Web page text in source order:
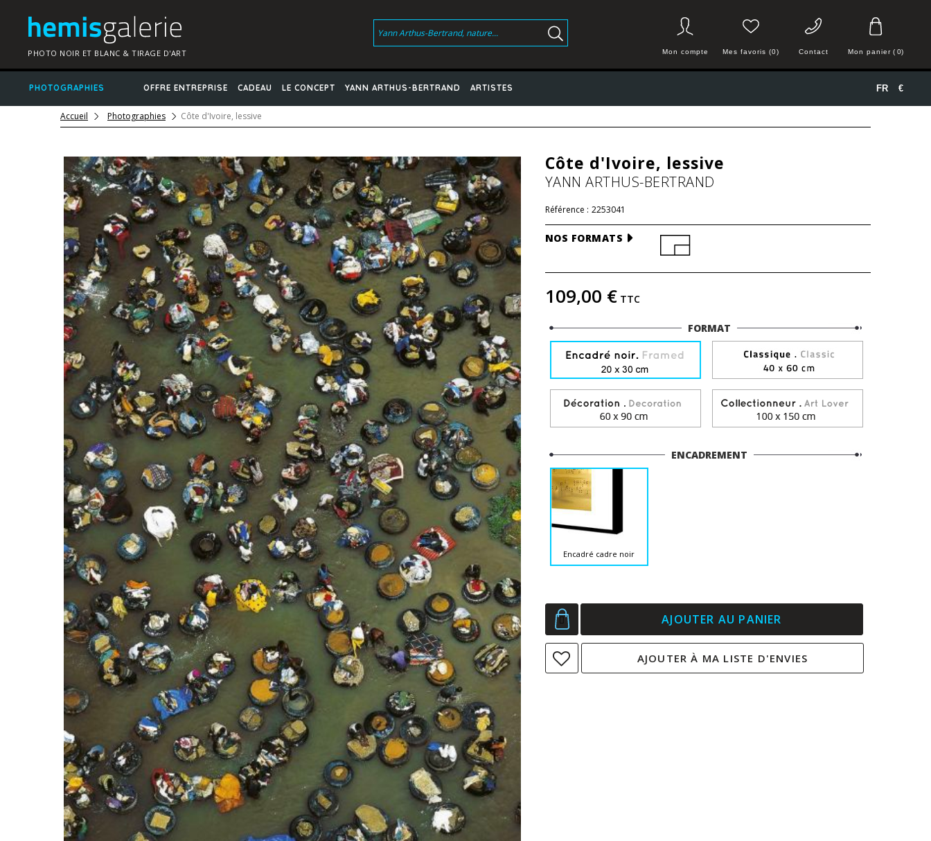
PHOTO NOIR ET BLANC & TIRAGE D'ART Mon panier ( 0)
Contact
Mes favoris (0)
Mon compte
PHOTOGRAPHIES OFFRE ENTREPRISE CADEAU LE CONCEPT YANN ARTHUS-BERTRAND ARTISTES €
FR
Accueil Photographies Côte d'Ivoire, lessive
Côte d'Ivoire, lessive
YANN ARTHUS-BERTRAND
Référence : 2253041
NOS FORMATS
109,00 € TTC
FORMAT
ENCADREMENT
Encadré cadre noir
AJOUTER AU PANIER
AJOUTER À MA LISTE D'ENVIES